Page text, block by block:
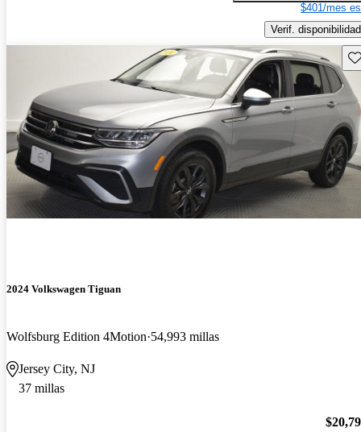
$401/mes
Verif. disponibilidad
2024 Volkswagen Tiguan
Wolfsburg Edition 4Motion 54,993 millas
Jersey City, NJ
37 millas